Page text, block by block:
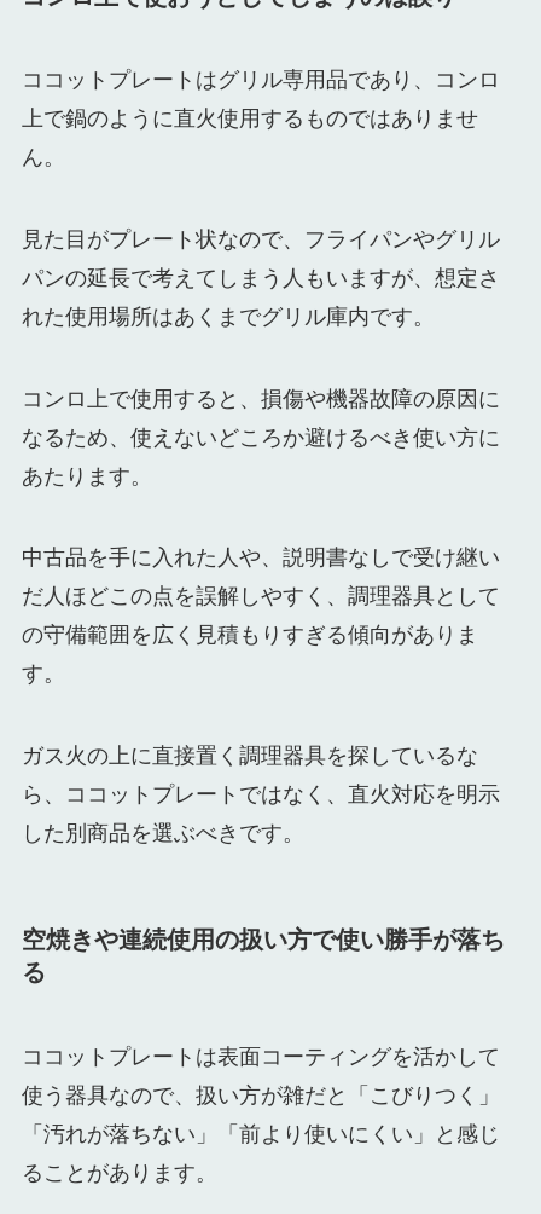
ココットプレートはグリル専用品であり、コンロ
上で鍋のように直火使用するものではありませ
ん。
見た目がプレート状なので、フライパンやグリル
パンの延長で考えてしまう人もいますが、想定さ
れた使用場所はあくまでグリル庫内です。
コンロ上で使用すると、損傷や機器故障の原因に
なるため、使えないどころか避けるべき使い方に
あたります。
中古品を手に入れた人や、説明書なしで受け継い
だ人ほどこの点を誤解しやすく、調理器具として
の守備範囲を広く見積もりすぎる傾向がありま
す。
ガス火の上に直接置く調理器具を探しているな
ら、ココットプレートではなく、直火対応を明示
した別商品を選ぶべきです。
空焼きや連続使用の扱い方で使い勝手が落ち
る
ココットプレートは表面コーティングを活かして
使う器具なので、扱い方が雑だと「こびりつく」
「汚れが落ちない」「前より使いにくい」と感じ
ることがあります。